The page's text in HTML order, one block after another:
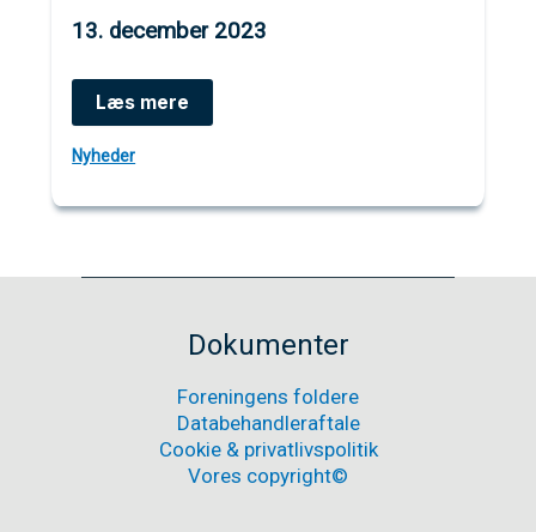
13. december 2023
Autisme-
og
Aspergerforeningen
i
med
Kreds
Læs mere
Nyheder
Dokumenter
Foreningens foldere
Databehandleraftale
Cookie & privatlivspolitik
Vores copyright©